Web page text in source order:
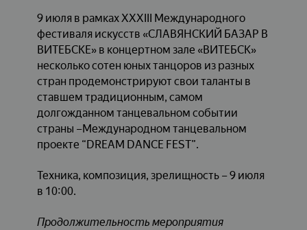
9 июля в рамках XXXIII Международного
фестиваля искусств «СЛАВЯНСКИЙ БАЗАР В
ВИТЕБСКЕ» в концертном зале «ВИТЕБСК»
несколько сотен юных танцоров из разных
стран продемонстрируют свои таланты в
ставшем традиционным, самом
долгожданном танцевальном событии
страны –Международном танцевальном
проекте “DREAM DANCE FEST”.
Техника, композиция, зрелищность – 9 июля
в 10:00.
Продолжительность мероприятия